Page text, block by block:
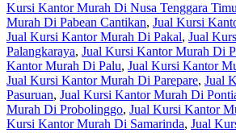
Kursi Kantor Murah Di Nusa Tenggara
Murah Di Pabean Cantikan, Jual Kursi
Jual Kursi Kantor Murah Di Pakal, Jual
Palangkaraya, Jual Kursi Kantor Murah Di
Kantor Murah Di Palu, Jual Kursi Kantor
Jual Kursi Kantor Murah Di Parepare, Jual
Pasuruan, Jual Kursi Kantor Murah Di
Murah Di Probolinggo, Jual Kursi Kantor
Kursi Kantor Murah Di Samarinda, Jual